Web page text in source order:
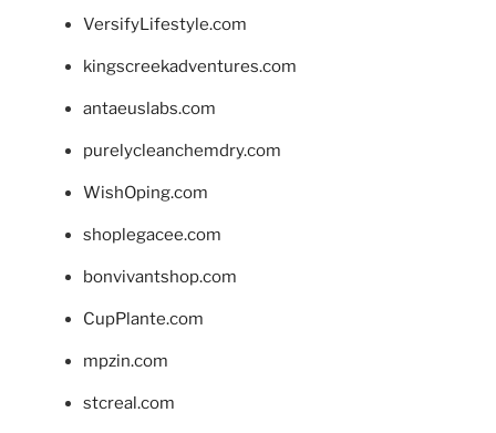
VersifyLifestyle.com
kingscreekadventures.com
antaeuslabs.com
purelycleanchemdry.com
WishOping.com
shoplegacee.com
bonvivantshop.com
CupPlante.com
mpzin.com
stcreal.com